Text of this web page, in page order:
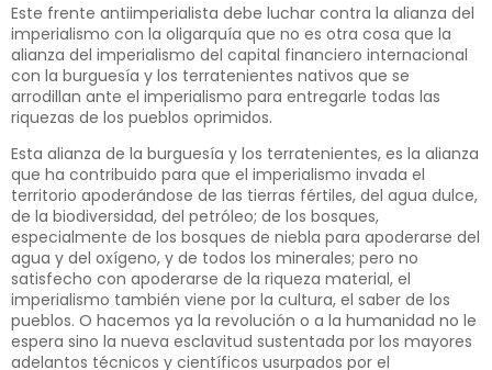
Este frente antiimperialista debe luchar contra la alianza del
imperialismo con la oligarquía que no es otra cosa que la
alianza del imperialismo del capital financiero internacional
con la burguesía y los terratenientes nativos que se
arrodillan ante el imperialismo para entregarle todas las
riquezas de los pueblos oprimidos.
Esta alianza de la burguesía y los terratenientes, es la alianza
que ha contribuido para que el imperialismo invada el
territorio apoderándose de las tierras fértiles, del agua dulce,
de la biodiversidad, del petróleo; de los bosques,
especialmente de los bosques de niebla para apoderarse del
agua y del oxígeno, y de todos los minerales; pero no
satisfecho con apoderarse de la riqueza material, el
imperialismo también viene por la cultura, el saber de los
pueblos. O hacemos ya la revolución o a la humanidad no le
espera sino la nueva esclavitud sustentada por los mayores
adelantos técnicos y científicos usurpados por el